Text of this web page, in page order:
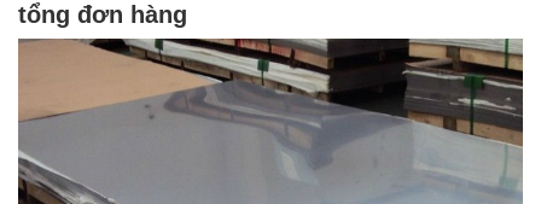
tổng đơn hàng